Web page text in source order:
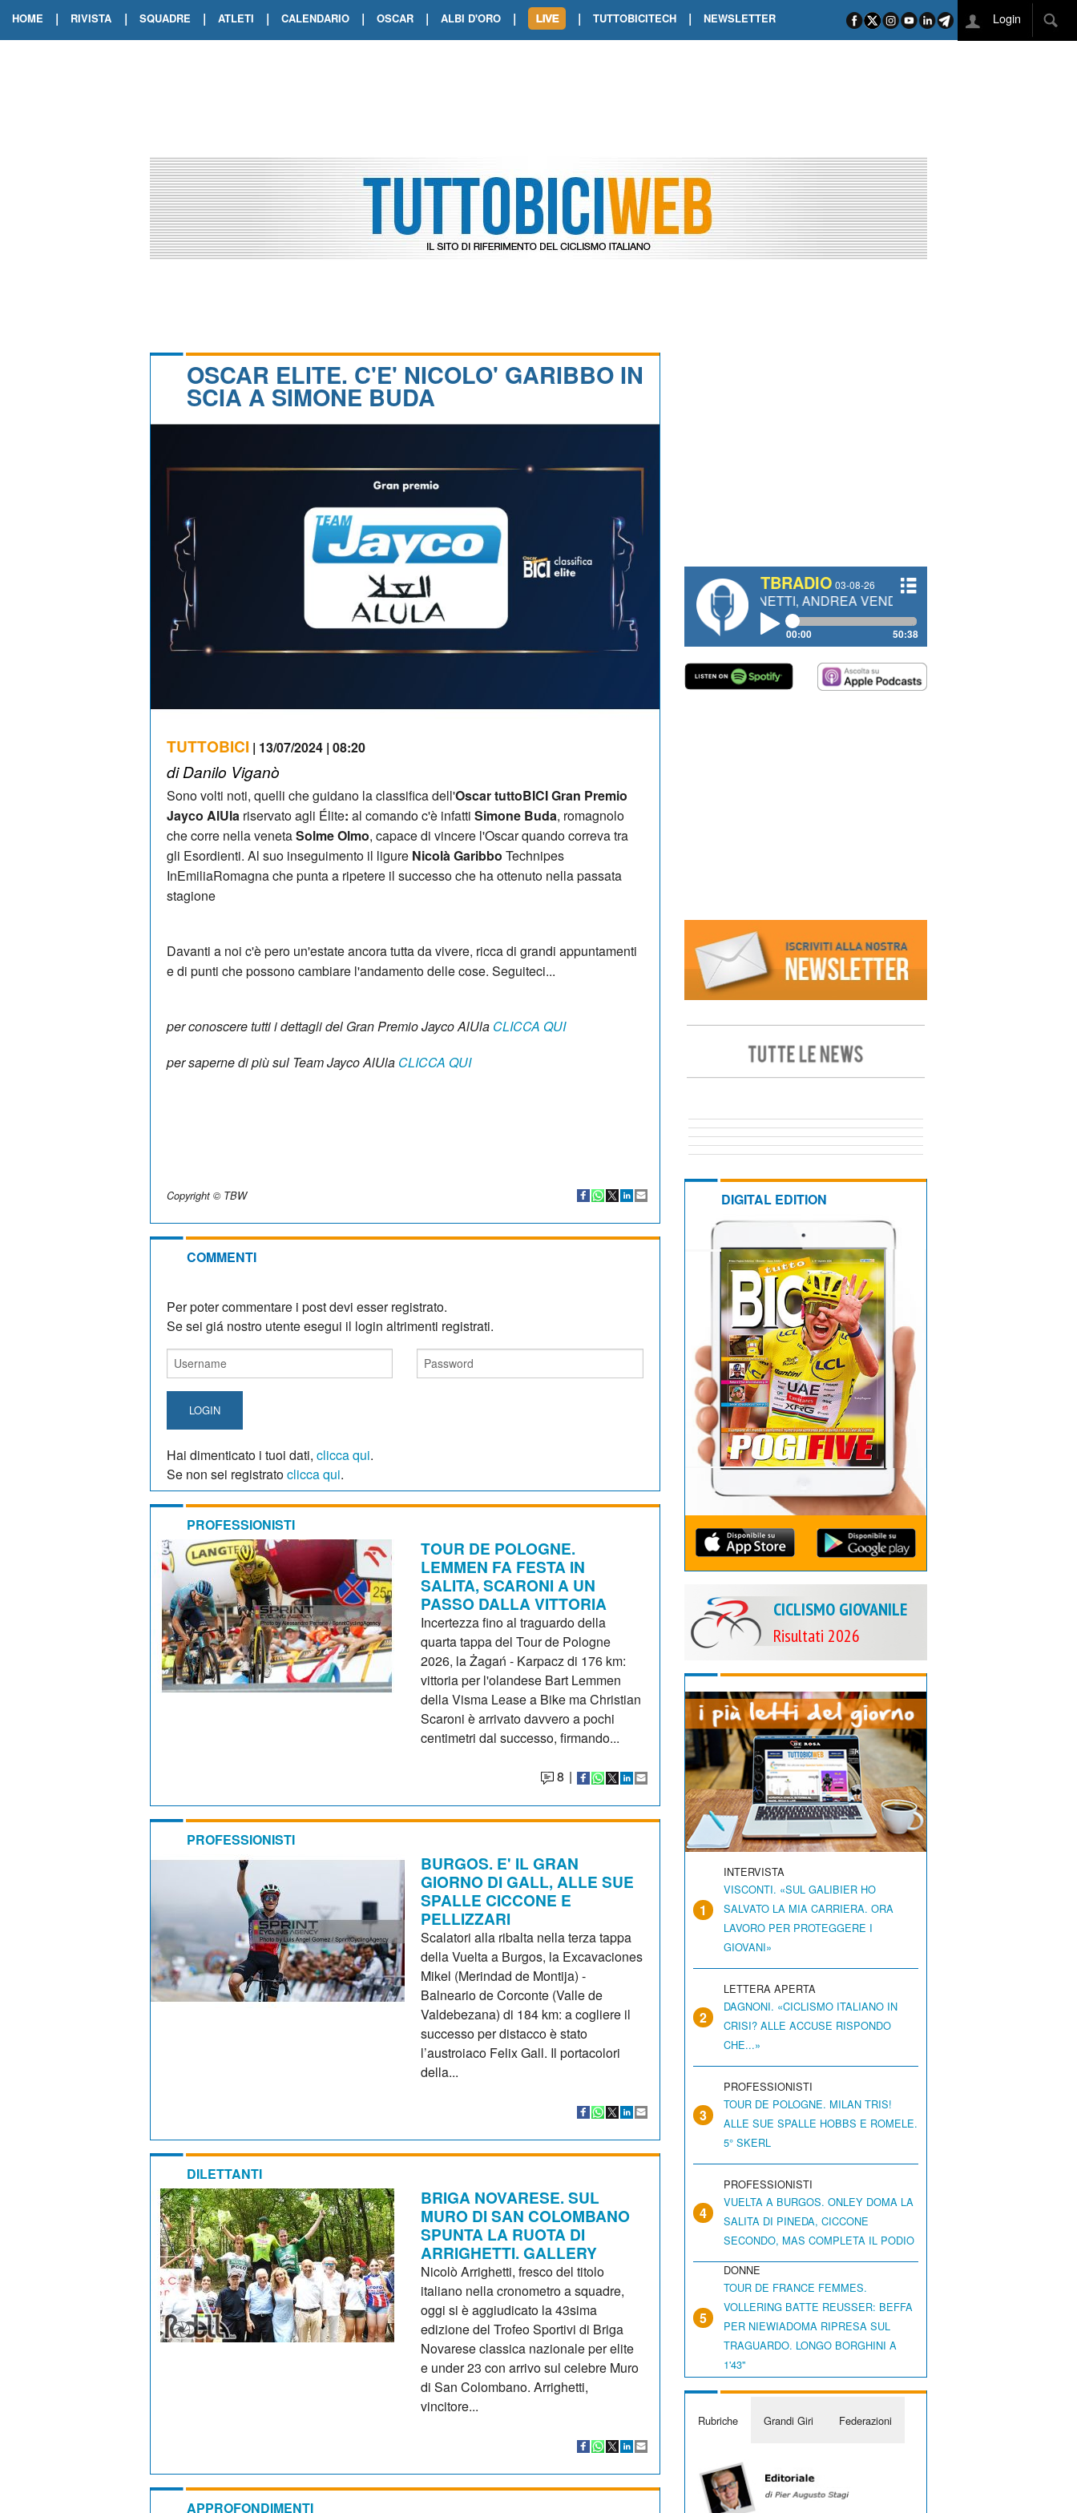
HOME | RIVISTA | SQUADRE | ATLETI | CALENDARIO | OSCAR | ALBI D'ORO |
TOUR DE FRANCE. ORCIERES-MERLETTE INCORONA CARAPAZ
TOUR DE FRANCE. A VOIRON TRIONFO DI PHILIPSEN SU SCHMID E KOOIJ
| TUTTOBICITECH | NEWSLETTER Login
OSCAR ELITE. C'E' NICOLO' GARIBBO IN
SCIA A SIMONE BUDA
TUTTOBICI | 13/07/2024 | 08:20
di Danilo Viganò
Sono volti noti, quelli che guidano la classifica dell'Oscar tuttoBICI Gran Premio
Jayco AlUla riservato agli Élite: al comando c'è infatti Simone Buda, romagnolo
che corre nella venetaSolme Olmo, capace di vincere l'Oscar quando correva tra
gli Esordienti. Al suo inseguimento il ligure Nicolà Garibbo Technipes
InEmiliaRomagna che punta a ripetere il successo che ha ottenuto nella passata
stagione
Davanti a noi c'è pero un'estate ancora tutta da vivere, ricca di grandi appuntamenti
e di punti che possono cambiare l'andamento delle cose. Seguiteci...
per conoscere tutti i dettagli del Gran Premio Jayco AlUla CLICCA QUI
per saperne di più sul Team Jayco AlUla CLICCA QUI
Copyright © TBW
COMMENTI
Per poter commentare i post devi esser registrato.
Se sei giá nostro utente esegui il login altrimenti registrati.
LOGIN
Hai dimenticato i tuoi dati, clicca qui.
Se non sei registratoclicca qui.
PROFESSIONISTI
TOUR DE POLOGNE.
LEMMEN FA FESTA IN
SALITA, SCARONI A UN
PASSO DALLA VITTORIA
Incertezza fino al traguardo della
quarta tappa del Tour de Pologne
2026, la Żagań - Karpacz di 176 km:
vittoria per l'olandese Bart Lemmen
della Visma Lease a Bike ma Christian
Scaroni è arrivato davvero a pochi
centimetri dal successo, firmando...
8 |
PROFESSIONISTI
BURGOS. E' IL GRAN
GIORNO DI GALL, ALLE SUE
SPALLE CICCONE E
PELLIZZARI
Scalatori alla ribalta nella terza tappa
della Vuelta a Burgos, la Excavaciones
Mikel (Merindad de Montija) -
Balneario de Corconte (Valle de
Valdebezana) di 184 km: a cogliere il
successo per distacco è stato
l’austroiaco Felix Gall. Il portacolori
della...
DILETTANTI
BRIGA NOVARESE. SUL
MURO DI SAN COLOMBANO
SPUNTA LA RUOTA DI
ARRIGHETTI. GALLERY
Nicolò Arrighetti, fresco del titolo
italiano nella cronometro a squadre,
oggi si è aggiudicato la 43sima
edizione del Trofeo Sportivi di Briga
Novarese classica nazionale per elite
e under 23 con arrivo sul celebre Muro
di San Colombano. Arrighetti,
vincitore...
APPROFONDIMENTI
TBRADIO 03-08-26
#334 CHARLY WEGELIUS, MAURO GIANETTI, ANDREA VENDRAME, FILIPPO FIORELLI
00:00 50:38
DIGITAL EDITION
CICLISMO GIOVANILE
Risultati 2026
1
INTERVISTA
VISCONTI. «SUL GALIBIER HO
SALVATO LA MIA CARRIERA. ORA
LAVORO PER PROTEGGERE I
GIOVANI»
2
LETTERA APERTA
DAGNONI. «CICLISMO ITALIANO IN
CRISI? ALLE ACCUSE RISPONDO
CHE...»
3
PROFESSIONISTI
TOUR DE POLOGNE. MILAN TRIS!
ALLE SUE SPALLE HOBBS E ROMELE.
5° SKERL
4
PROFESSIONISTI
VUELTA A BURGOS. ONLEY DOMA LA
SALITA DI PINEDA, CICCONE
SECONDO, MAS COMPLETA IL PODIO
5
DONNE
TOUR DE FRANCE FEMMES.
VOLLERING BATTE REUSSER: BEFFA
PER NIEWIADOMA RIPRESA SUL
TRAGUARDO. LONGO BORGHINI A
1'43"
Rubriche Grandi Giri Federazioni